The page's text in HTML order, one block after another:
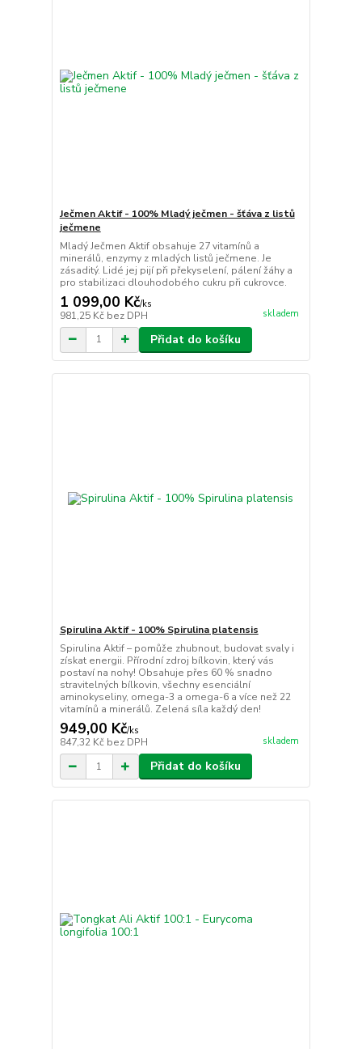
Ječmen Aktif - 100% Mladý ječmen - šťáva z listů
ječmene
Mladý Ječmen Aktif obsahuje 27 vitamínů a
minerálů, enzymy z mladých listů ječmene. Je
zásaditý. Lidé jej pijí při překyselení, pálení žáhy a
pro stabilizaci dlouhodobého cukru při cukrovce.
1 099,00 Kč/ks
981,25 Kč bez DPH skladem
Přidat do košíku
Spirulina Aktif - 100% Spirulina platensis
Spirulina Aktif – pomůže zhubnout, budovat svaly i
získat energii. Přírodní zdroj bílkovin, který vás
postaví na nohy! Obsahuje přes 60 % snadno
stravitelných bílkovin, všechny esenciální
aminokyseliny, omega-3 a omega-6 a více než 22
vitamínů a minerálů. Zelená síla každý den!
949,00 Kč/ks
847,32 Kč bez DPH skladem
Přidat do košíku